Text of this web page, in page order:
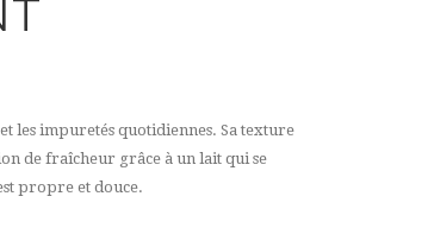
les impuretés quotidiennes. Sa texture
de fraîcheur grâce à un lait qui se
propre et douce.